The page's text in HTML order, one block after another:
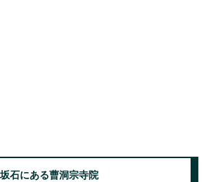
石にある曹洞宗寺院